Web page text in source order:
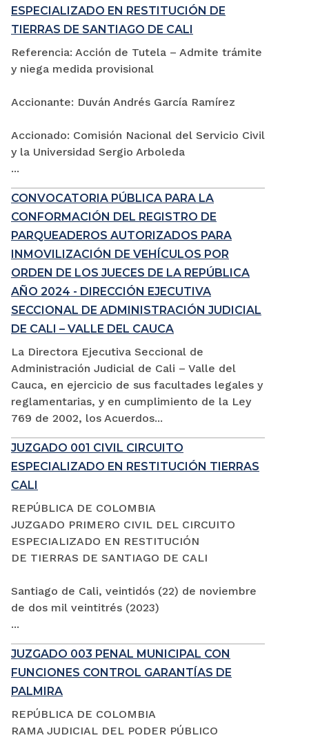
ESPECIALIZADO EN RESTITUCIÓN DE
TIERRAS DE SANTIAGO DE CALI
Referencia: Acción de Tutela – Admite trámite
y niega medida provisional
Accionante: Duván Andrés García Ramírez
Accionado: Comisión Nacional del Servicio Civil
y la Universidad Sergio Arboleda
...
CONVOCATORIA PÚBLICA PARA LA
CONFORMACIÓN DEL REGISTRO DE
PARQUEADEROS AUTORIZADOS PARA
INMOVILIZACIÓN DE VEHÍCULOS POR
ORDEN DE LOS JUECES DE LA REPÚBLICA
AÑO 2024 - DIRECCIÓN EJECUTIVA
SECCIONAL DE ADMINISTRACIÓN JUDICIAL
DE CALI – VALLE DEL CAUCA
La Directora Ejecutiva Seccional de
Administración Judicial de Cali – Valle del
Cauca, en ejercicio de sus facultades legales y
reglamentarias, y en cumplimiento de la Ley
769 de 2002, los Acuerdos...
JUZGADO 001 CIVIL CIRCUITO
ESPECIALIZADO EN RESTITUCIÓN TIERRAS
CALI
REPÚBLICA DE COLOMBIA
JUZGADO PRIMERO CIVIL DEL CIRCUITO
ESPECIALIZADO EN RESTITUCIÓN
DE TIERRAS DE SANTIAGO DE CALI
Santiago de Cali, veintidós (22) de noviembre
de dos mil veintitrés (2023)
...
JUZGADO 003 PENAL MUNICIPAL CON
FUNCIONES CONTROL GARANTÍAS DE
PALMIRA
REPÚBLICA DE COLOMBIA
RAMA JUDICIAL DEL PODER PÚBLICO